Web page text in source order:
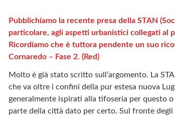
Pubblichiamo la recente presa della STAN
particolare, agli aspetti urbanistici collegati al
Ricordiamo che è tuttora pendente un suo
Cornaredo – Fase 2. (Red)
Molto è già stato scritto sull’argomento. La
che va oltre i confini della pur estesa nuova
generalmente ispirati alla tifoseria per questo
parte della città dato per certo. Sul fronte